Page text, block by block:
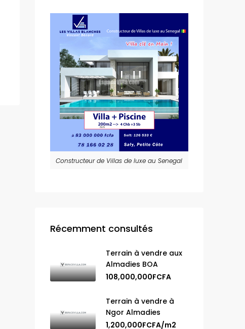
Constructeur de Villas de luxe au Senegal
Récemment consultés
Terrain à vendre aux
Almadies BOA
108,000,000FCFA
Terrain à vendre à
Ngor Almadies
1,200,000FCFA/m2